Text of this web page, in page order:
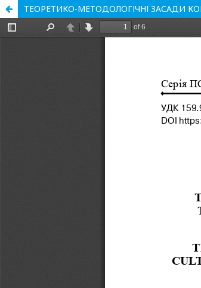
ТЕОРЕТИКО-МЕТОДОЛОГІЧНІ ЗАСАДИ